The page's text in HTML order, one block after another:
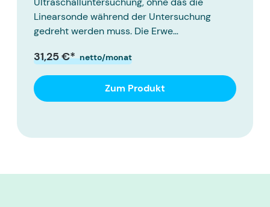
Linearsonde während der Untersuchung
gedreht werden muss. Die Erwe…
31,25 €* netto/monat
Zum Produkt